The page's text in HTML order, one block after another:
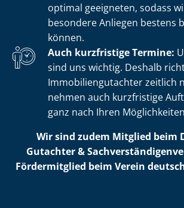
optimal geeigneten, sodass
besondere Anliegen bestens
können.
Auch kurzfristige Termine:
sind uns wichtig. Deshalb
Im­mo­bi­li­en­gut­ach­ter zeitlich
nehmen auch kurzfristige
ganz nach Ihren
Wir sind zudem Mitglied beim
Gutachter &
Fördermitglied beim Verein